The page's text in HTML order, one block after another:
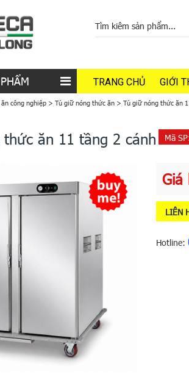
TRANG CHỦ GIỚI
công nghiệp > Tủ giữ nóng thức ăn > Tủ giữ nóng thức ăn
ăn 11 tầng 2 cánh Mã
Giá
LIÊN
Hotline: